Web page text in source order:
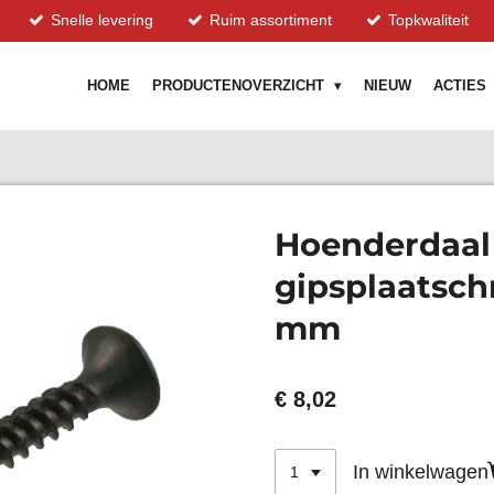
Snelle levering Ruim assortiment Topkwaliteit
HOME PRODUCTENOVERZICHT NIEUW ACTIES
mm
€ 8,02
In winkelwagen